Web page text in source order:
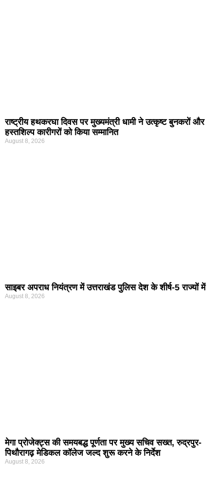
राष्ट्रीय हथकरघा दिवस पर मुख्यमंत्री धामी ने उत्कृष्ट बुनकरों और
हस्तशिल्प कारीगरों को किया सम्मानित
August 8, 2026
साइबर अपराध नियंत्रण में उत्तराखंड पुलिस देश के शीर्ष-5 राज्यों में
August 8, 2026
मेगा प्रोजेक्ट्स की समयबद्ध पूर्णता पर मुख्य सचिव सख्त, रुद्रपुर-
पिथौरागढ़ मेडिकल कॉलेज जल्द शुरू करने के निर्देश
August 8, 2026